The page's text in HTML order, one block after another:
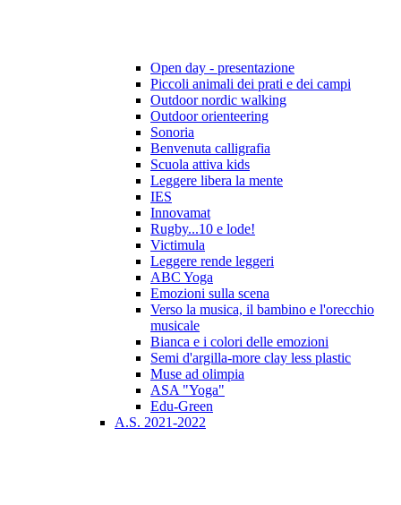
Open day - presentazione
Piccoli animali dei prati e dei campi
Outdoor nordic walking
Outdoor orienteering
Sonoria
Benvenuta calligrafia
Scuola attiva kids
Leggere libera la mente
IES
Innovamat
Rugby...10 e lode!
Victimula
Leggere rende leggeri
ABC Yoga
Emozioni sulla scena
Verso la musica, il bambino e l'orecchio
musicale
Bianca e i colori delle emozioni
Semi d'argilla-more clay less plastic
Muse ad olimpia
ASA "Yoga"
Edu-Green
A.S. 2021-2022